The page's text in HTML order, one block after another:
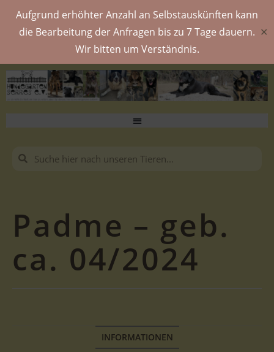
Aufgrund erhöhter Anzahl an Selbstauskünften kann
die Bearbeitung der Anfragen bis zu 7 Tage dauern.
Wir bitten um Verständnis.
✕
Padme – geb.
ca. 04/2024
INFORMATIONEN